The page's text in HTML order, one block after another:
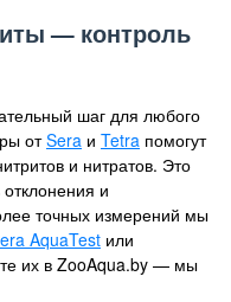
— контроль
шаг для любого
отSera и Tetra помогут
и нитратов. Это
и
точных измерений мы
AquaTest или
их в ZooAqua.by — мы